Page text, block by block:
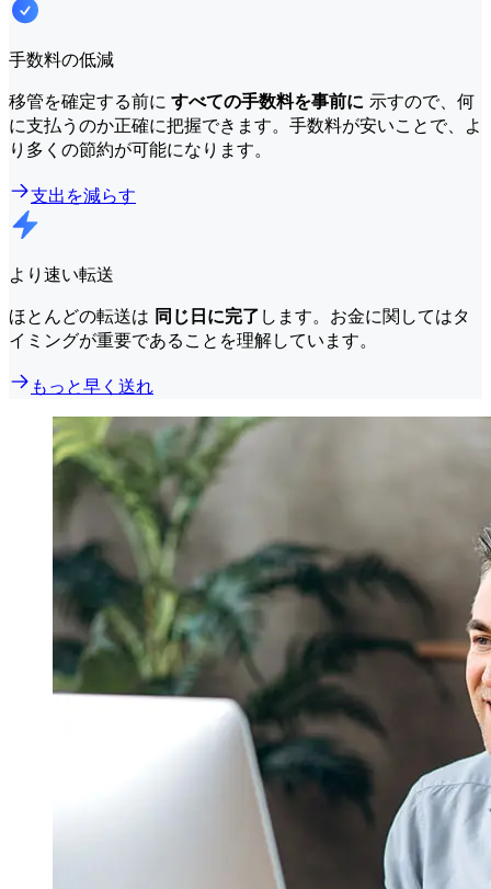
手数料の低減
移管を確定する前に すべての手数料を事前に 示すので、何
に支払うのか正確に把握できます。手数料が安いことで、よ
り多くの節約が可能になります。
支出を減らす
より速い転送
ほとんどの転送は 同じ日に完了 します。お金に関してはタ
イミングが重要であることを理解しています。
もっと早く送れ